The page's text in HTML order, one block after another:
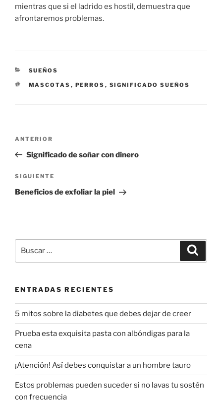
mientras que si el ladrido es hostil, demuestra que
afrontaremos problemas.
CATEGORÍAS
SUEÑOS
ETIQUETAS
MASCOTAS , PERROS , SIGNIFICADO SUEÑOS
entradas
Entrada
anterior:
ANTERIOR
Significado de soñar con dinero
Siguiente
entrada
SIGUIENTE
Beneficios de exfoliar la piel
por:
ENTRADAS RECIENTES
5 mitos sobre la diabetes que debes dejar de creer
Prueba esta exquisita pasta con albóndigas para la
cena
¡Atención! Así debes conquistar a un hombre tauro
Estos problemas pueden suceder si no lavas tu sostén
con frecuencia